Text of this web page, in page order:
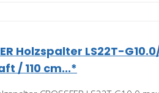
Holzspalter LS22T-
/ 110 cm...*